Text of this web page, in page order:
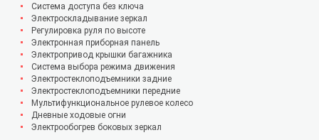
Система доступа без ключа
Электроскладывание зеркал
Регулировка руля по высоте
Электронная приборная панель
Электропривод крышки багажника
Система выбора режима движения
Электростеклоподъемники задние
Электростеклоподъемники передние
Мультифункциональное рулевое колесо
Дневные ходовые огни
Электрообогрев боковых зеркал